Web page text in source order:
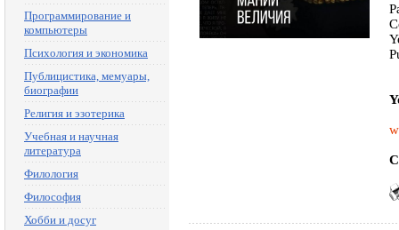
Программирование и
компьютеры
Психология и экономика
Публицистика, мемуары,
биографии
Религия и эзотерика
Учебная и научная
литература
Филология
Философия
Хобби и досуг